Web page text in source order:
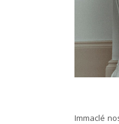
Immaclé